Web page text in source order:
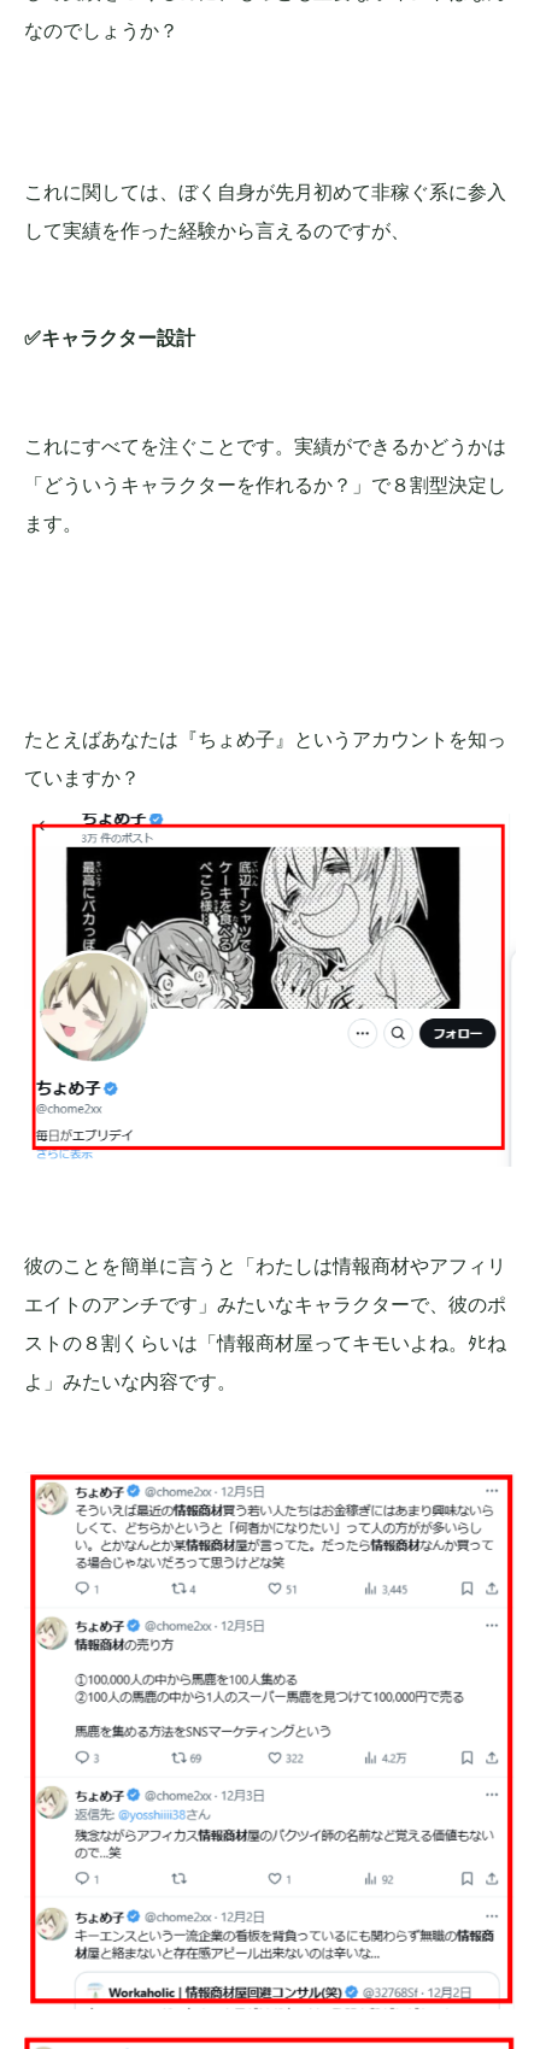
なのでしょうか？
これに関しては、ぼく自身が先月初めて非稼ぐ系に参入
して実績を作った経験から言えるのですが、
✅キャラクター設計
これにすべてを注ぐことです。実績ができるかどうかは
「どういうキャラクターを作れるか？」で８割型決定し
ます。
たとえばあなたは『ちょめ子』というアカウントを知っ
ていますか？
彼のことを簡単に言うと「わたしは情報商材やアフィリ
エイトのアンチです」みたいなキャラクターで、彼のポ
ストの８割くらいは「情報商材屋ってキモいよね。ﾀﾋね
よ」みたいな内容です。